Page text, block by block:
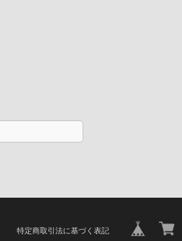
特定商取引法に基づく表記